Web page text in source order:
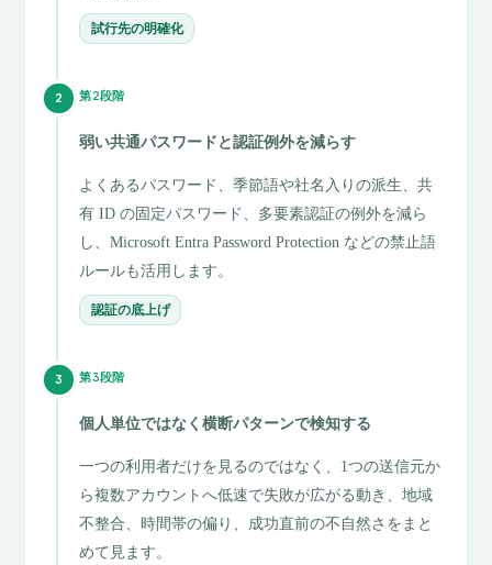
試行先の明確化
2 第2段階
弱い共通パスワードと認証例外を減らす
よくあるパスワード、季節語や社名入りの派生、共
有 ID の固定パスワード、多要素認証の例外を減ら
し、Microsoft Entra Password Protection などの禁止語
ルールも活用します。
認証の底上げ
3 第3段階
個人単位ではなく横断パターンで検知する
一つの利用者だけを見るのではなく、1つの送信元か
ら複数アカウントへ低速で失敗が広がる動き、地域
不整合、時間帯の偏り、成功直前の不自然さをまと
めて見ます。